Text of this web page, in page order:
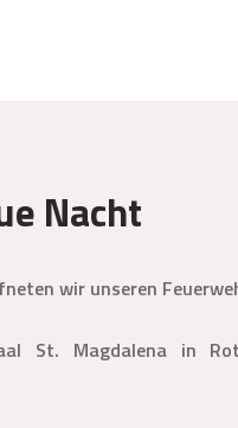
Nacht
wir unseren
St. Magdalena in